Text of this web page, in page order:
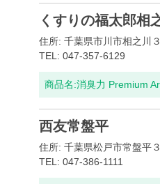
くすりの福太郎相
住所: 千葉県市川市相之川
TEL: 047-357-6129
商品名:消臭力 Premium
西友常盤平
住所: 千葉県松戸市常盤平
TEL: 047-386-1111